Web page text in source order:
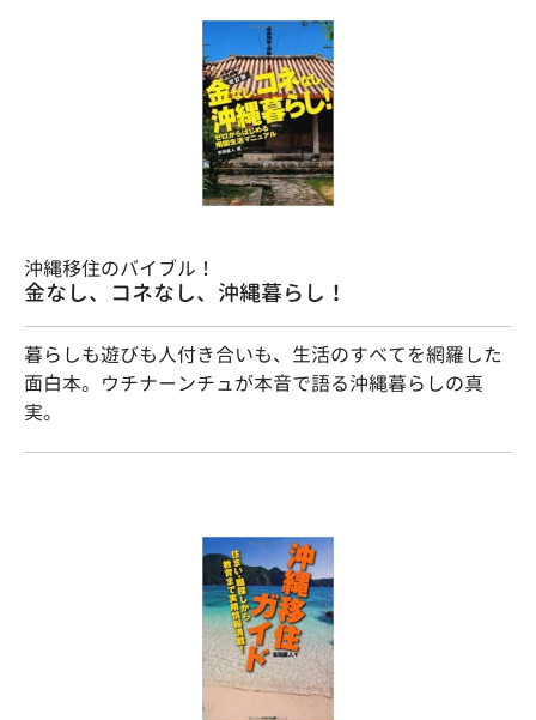
沖縄移住のバイブル！
金なし、コネなし、沖縄暮らし！
暮らしも遊びも人付き合いも、生活のすべてを網羅した
面白本。ウチナーンチュが本音で語る沖縄暮らしの真
実。